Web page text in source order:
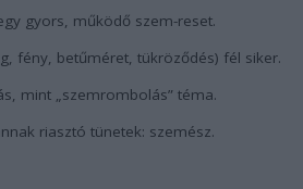
gyors, működő szem-reset.
fény, betűméret, tükröződés) fél siker.
mint „szemrombolás” téma.
riasztó tünetek: szemész.